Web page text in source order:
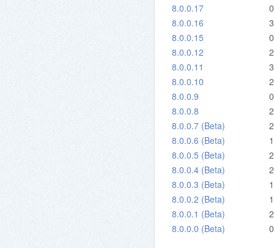
8.0.0.17
8.0.0.16
8.0.0.15
8.0.0.12
8.0.0.11
8.0.0.10
8.0.0.9
8.0.0.8
8.0.0.7 (Beta)
8.0.0.6 (Beta)
8.0.0.5 (Beta)
8.0.0.4 (Beta)
8.0.0.3 (Beta)
8.0.0.2 (Beta)
8.0.0.1 (Beta)
8.0.0.0 (Beta)